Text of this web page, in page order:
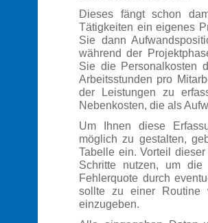
Dieses fängt schon
Tätigkeiten ein eigenes
Sie dann
während der
Sie die Personalkosten
Arbeitsstunden pro
der Leistungen zu
Nebenkosten, die als
Um Ihnen diese
möglich zu gestalten,
Tabelle ein. Vorteil
Schritte nutzen, um
Fehlerquote durch
sollte zu einer Routine
einzugeben.